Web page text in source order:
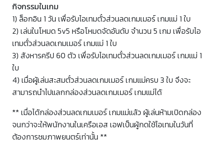
กิจกรรมในเกม
1) ล็อกอิน 1 วัน เพื่อรับไอเทมตั๋วส่วนลดเกมเมอร์ เกมแม่ 1 ใบ
2) เล่นในโหมด 5v5 หรือโหมดจัดอันดับ จำนวน 5 เกม เพื่อรับไอ
เทมตั๋วส่วนลดเกมเมอร์ เกมแม่ 1 ใบ
3) สังหารครีป 60 ตัว เพื่อรับไอเทมตั๋วส่วนลดเกมเมอร์ เกมแม่ 1
ใบ
4) เมื่อผู้เล่นสะสมตั๋วส่วนลดเกมเมอร์ เกมแม่ครบ 3 ใบ จึงจะ
สามารถนำไปแลกกล่องส่วนลดเกมเมอร์ เกมแม่ได้
** เมื่อได้กล่องส่วนลดเกมเมอร์ เกมแม่แล้ว ผู้เล่นห้ามเปิดกล่อง
จนกว่าจะให้พนักงานในเครือเอส เอฟเป็นผู้กดใช้ไอเทมในวันที่
ต้องการชมภาพยนตร์เท่านั้น **